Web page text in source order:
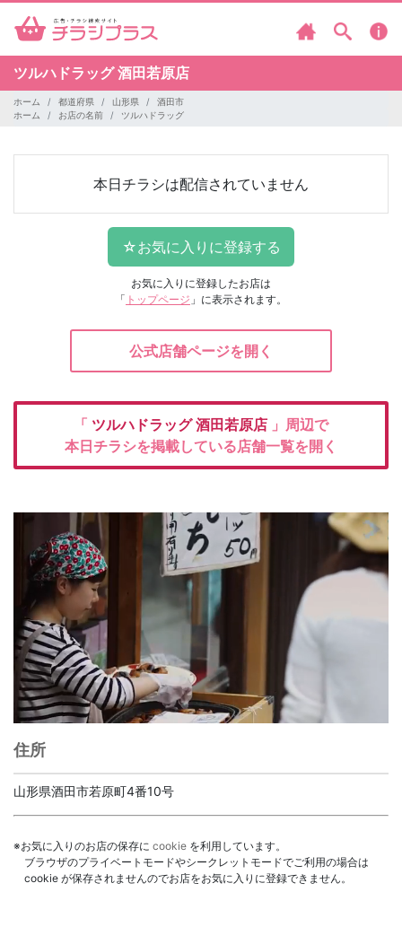
ツルハドラッグ酒田若原店
ホーム 都道府県 山形県
酒田市
ホーム
お店の名前 ツルハドラッグ
本日チラシは配信されていません
お気に入りに登録したお店は
「 トップページ 」に表示されます。
公式店舗ページを開く
「 ツルハドラッグ酒田若原店 」周辺で
本日チラシを掲載している店舗一覧を開く
住所
山形県酒田市若原町4番10号
※お気に入りのお店の保存に cookie を利用しています。
ブラウザのプライベートモードやシークレットモードでご利用の場合は
cookie が保存されませんのでお店をお気に入りに登録できません。